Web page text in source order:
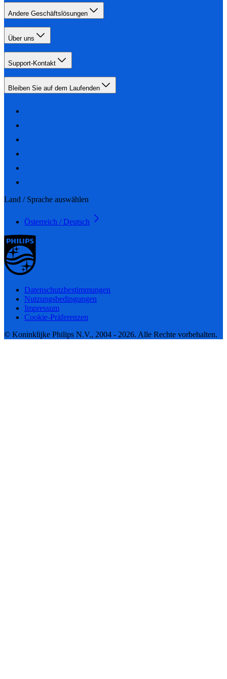
Andere Geschäftslösungen
Über uns
Support-Kontakt
Bleiben Sie auf dem Laufenden
Land / Sprache auswählen
Österreich / Deutsch
Datenschutzbestimmungen
Nutzungsbedingungen
Impressum
Cookie-Präferenzen
© Koninklijke Philips N.V., 2004 - 2026. Alle Rechte vorbehalten.